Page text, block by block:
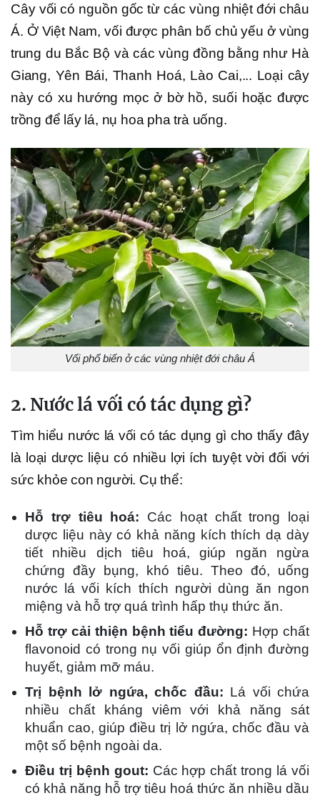
Cây vối có nguồn gốc từ các vùng nhiệt đới châu
Á. Ở Việt Nam, vối được phân bố chủ yếu ở vùng
trung du Bắc Bộ và các vùng đồng bằng như Hà
Giang, Yên Bái, Thanh Hoá, Lào Cai,... Loại cây
này có xu hướng mọc ở bờ hồ, suối hoặc được
trồng để lấy lá, nụ hoa pha trà uống.
Vối phổ biến ở các vùng nhiệt đới châu Á
2. Nước lá vối có tác dụng gì?
Tìm hiểu nước lá vối có tác dụng gì cho thấy đây
là loại dược liệu có nhiều lợi ích tuyệt vời đối với
sức khỏe con người. Cụ thể:
Hỗ trợ tiêu hoá: Các hoạt chất trong loại
dược liệu này có khả năng kích thích dạ dày
tiết nhiều dịch tiêu hoá, giúp ngăn ngừa
chứng đầy bụng, khó tiêu. Theo đó, uống
nước lá vối kích thích người dùng ăn ngon
miệng và hỗ trợ quá trình hấp thụ thức ăn.
Hỗ trợ cải thiện bệnh tiểu đường: Hợp chất
flavonoid có trong nụ vối giúp ổn định đường
huyết, giảm mỡ máu.
Trị bệnh lở ngứa, chốc đầu: Lá vối chứa
nhiều chất kháng viêm với khả năng sát
khuẩn cao, giúp điều trị lở ngứa, chốc đầu và
một số bệnh ngoài da.
Điều trị bệnh gout: Các hợp chất trong lá vối
có khả năng hỗ trợ tiêu hoá thức ăn nhiều dầu